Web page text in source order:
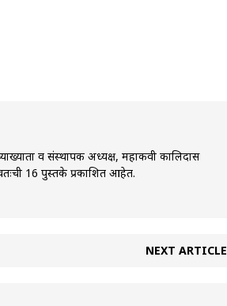
व संस्थापक अध्यक्ष, महाकवी कालिदास
16 पुस्तके प्रकाशित आहेत.
NEXT ARTICLE